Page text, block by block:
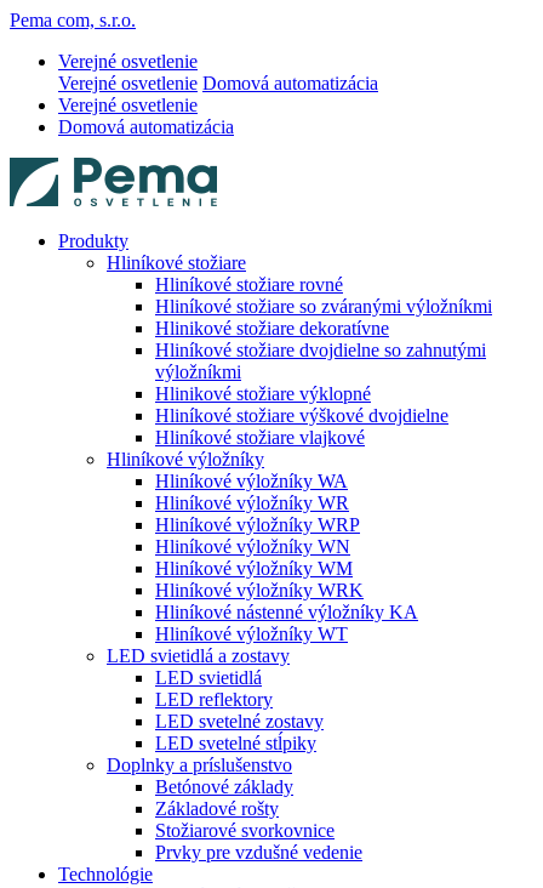
Pema com, s.r.o.
Verejné osvetlenie
Verejné osvetlenie Domová automatizácia
Verejné osvetlenie
Domová automatizácia
Produkty
Hliníkové stožiare
Hliníkové stožiare rovné
Hliníkové stožiare so zváranými výložníkmi
Hlinikové stožiare dekoratívne
Hliníkové stožiare dvojdielne so zahnutými
výložníkmi
Hlinikové stožiare výklopné
Hliníkové stožiare výškové dvojdielne
Hliníkové stožiare vlajkové
Hliníkové výložníky
Hliníkové výložníky WA
Hliníkové výložníky WR
Hliníkové výložníky WRP
Hliníkové výložníky WN
Hliníkové výložníky WM
Hliníkové výložníky WRK
Hliníkové nástenné výložníky KA
Hliníkové výložníky WT
LED svietidlá a zostavy
LED svietidlá
LED reflektory
LED svetelné zostavy
LED svetelné stĺpiky
Doplnky a príslušenstvo
Betónové základy
Základové rošty
Stožiarové svorkovnice
Prvky pre vzdušné vedenie
Technológie